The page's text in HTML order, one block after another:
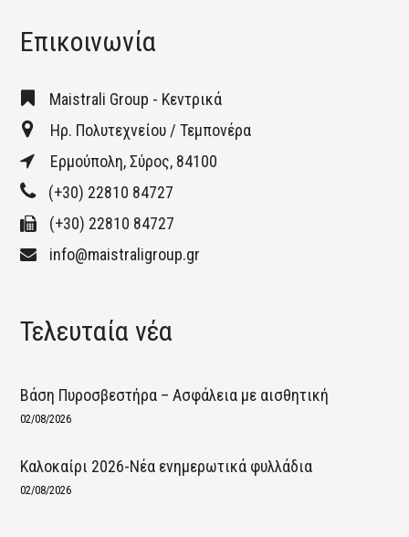
Επικοινωνία
Maistrali Group - Κεντρικά
Ηρ. Πολυτεχνείου / Τεμπονέρα
Ερμούπολη, Σύρος, 84100
(+30) 22810 84727
(+30) 22810 84727
info@maistraligroup.gr
Τελευταία νέα
Βάση Πυροσβεστήρα – Ασφάλεια με αισθητική
02/08/2026
Καλοκαίρι 2026-Νέα ενημερωτικά φυλλάδια
02/08/2026